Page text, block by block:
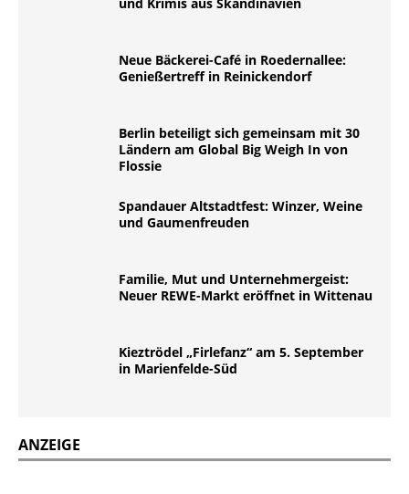
Neue Bäckerei-Café in Roedernallee:
Genießertreff in Reinickendorf
Berlin beteiligt sich gemeinsam mit 30
Ländern am Global Big Weigh In von
Flossie
Spandauer Altstadtfest: Winzer, Weine
und Gaumenfreuden
Familie, Mut und Unternehmergeist:
Neuer REWE-Markt eröffnet in Wittenau
Kieztrödel „Firlefanz“ am 5. September
in Marienfelde-Süd
ANZEIGE